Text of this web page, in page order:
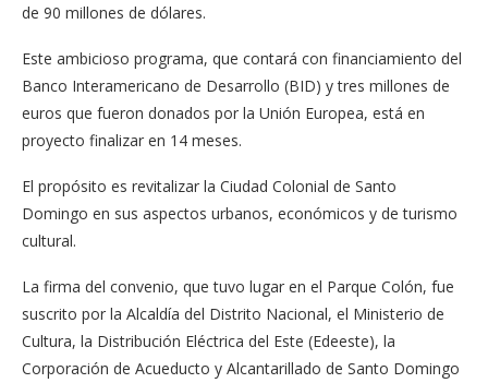
de 90 millones de dó­lares.
Este ambicioso progra­ma, que contará con fi­nanciamiento del
Banco Interamericano de Desa­rrollo (BID) y tres millo­nes de
euros que fueron donados por la Unión Eu­ropea, está en
proyecto fi­nalizar en 14 meses.
El propósito es revitali­zar la Ciudad Colonial de Santo
Domingo en sus as­pectos urbanos, económi­cos y de turismo
cultural.
La firma del conve­nio, que tuvo lugar en el Parque Colón, fue
sus­crito por la Alcaldía del Distrito Nacional, el Mi­nisterio de
Cultura, la Dis­tribución Eléctrica del Este (Edeeste), la
Corporación de Acueducto y Alcanta­rillado de Santo Domingo